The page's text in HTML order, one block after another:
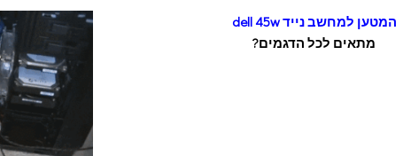
המטען למחשב נייד dell 45w
מתאים לכל הדגמים?